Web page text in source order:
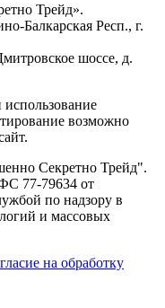
Трейд».
Балкарская Респ., г.
шоссе, д.
возможно
Секретно Трейд".
77-79634 от
по надзору в
и массовых
на обработку